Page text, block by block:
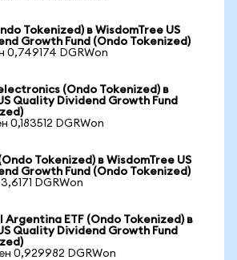
Tokenized) в WisdomTree US
Growth Fund (Ondo Tokenized)
0,749174 DGRWon
(Ondo Tokenized) в
Quality Dividend Growth Fund
0,183512 DGRWon
Tokenized) в WisdomTree US
Growth Fund (Ondo Tokenized)
DGRWon
Argentina ETF (Ondo Tokenized) в
Quality Dividend Growth Fund
0,929982 DGRWon